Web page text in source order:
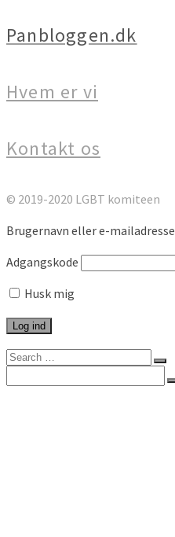
Panbloggen.dk
Hvem er vi
Kontakt os
© 2019-2020 LGBT komiteen
Brugernavn eller e-mailadresse
Adgangskode
Husk mig
Search